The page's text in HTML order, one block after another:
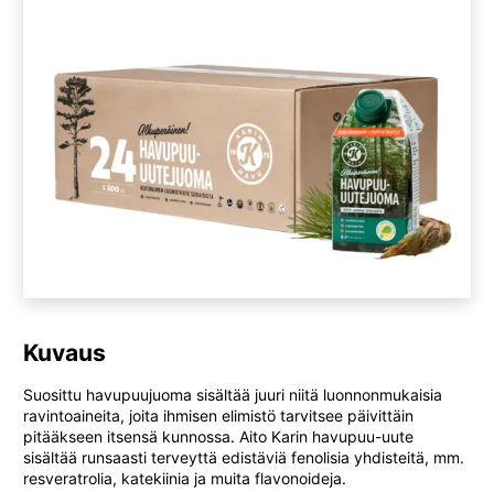
Kuvaus
Suosittu havupuujuoma sisältää juuri niitä luonnonmukaisia
ravintoaineita, joita ihmisen elimistö tarvitsee päivittäin
pitääkseen itsensä kunnossa. Aito Karin havupuu-uute
sisältää runsaasti terveyttä edistäviä fenolisia yhdisteitä, mm.
resveratrolia, katekiinia ja muita flavonoideja.